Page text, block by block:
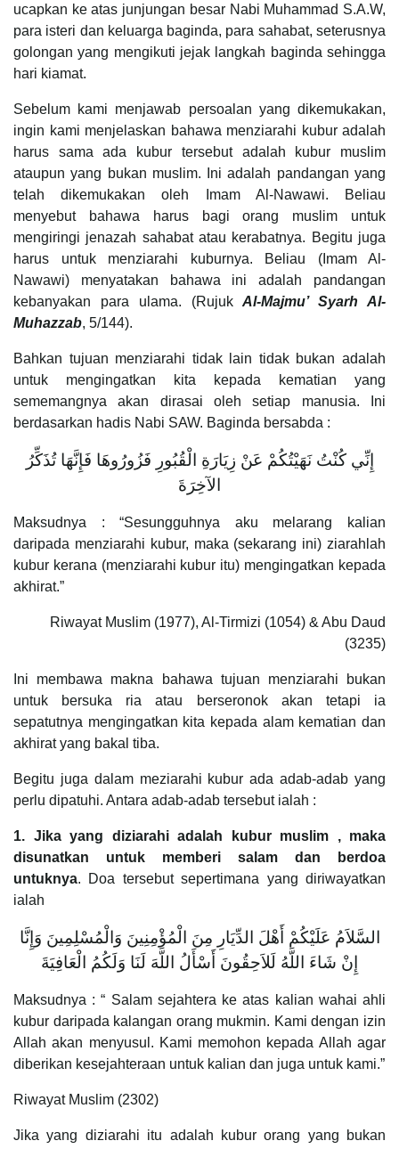
ucapkan ke atas junjungan besar Nabi Muhammad S.A.W,
para isteri dan keluarga baginda, para sahabat, seterusnya
golongan yang mengikuti jejak langkah baginda sehingga
hari kiamat.
Sebelum kami menjawab persoalan yang dikemukakan,
ingin kami menjelaskan bahawa menziarahi kubur adalah
harus sama ada kubur tersebut adalah kubur muslim
ataupun yang bukan muslim. Ini adalah pandangan yang
telah dikemukakan oleh Imam Al-Nawawi. Beliau
menyebut bahawa harus bagi orang muslim untuk
mengiringi jenazah sahabat atau kerabatnya. Begitu juga
harus untuk menziarahi kuburnya. Beliau (Imam Al-
Nawawi) menyatakan bahawa ini adalah pandangan
kebanyakan para ulama. (RujukAl-Majmu’ Syarh Al-
Muhazzab, 5/144).
Bahkan tujuan menziarahi tidak lain tidak bukan adalah
untuk mengingatkan kita kepada kematian yang
sememangnya akan dirasai oleh setiap manusia. Ini
berdasarkan hadis Nabi SAW. Baginda bersabda :
إِنِّي كُنْتُ نَهَيْتُكُمْ عَنْ زِيَارَةِ الْقُبُورِ فَزُورُوهَا فَإِنَّهَا تُذَكِّرُ
الآخِرَةَ
Maksudnya : “Sesungguhnya aku melarang kalian
daripada menziarahi kubur, maka (sekarang ini) ziarahlah
kubur kerana (menziarahi kubur itu) mengingatkan kepada
akhirat.”
Riwayat Muslim (1977), Al-Tirmizi (1054) & Abu Daud
(3235)
Ini membawa makna bahawa tujuan menziarahi bukan
untuk bersuka ria atau berseronok akan tetapi ia
sepatutnya mengingatkan kita kepada alam kematian dan
akhirat yang bakal tiba.
Begitu juga dalam meziarahi kubur ada adab-adab yang
perlu dipatuhi. Antara adab-adab tersebut ialah :
1. Jika yang diziarahi adalah kubur muslim , maka
disunatkan untuk memberi salam dan berdoa
untuknya. Doa tersebut sepertimana yang diriwayatkan
ialah
السَّلاَمُ عَلَيْكُمْ أَهْلَ الدِّيَارِ مِنَ الْمُؤْمِنِينَ وَالْمُسْلِمِينَ وَإِنَّا
إِنْ شَاءَ اللَّهُ لَلاَحِقُونَ أَسْأَلُ اللَّهَ لَنَا وَلَكُمُ الْعَافِيَةَ
Maksudnya : “ Salam sejahtera ke atas kalian wahai ahli
kubur daripada kalangan orang mukmin. Kami dengan izin
Allah akan menyusul. Kami memohon kepada Allah agar
diberikan kesejahteraan untuk kalian dan juga untuk kami.”
Riwayat Muslim (2302)
Jika yang diziarahi itu adalah kubur orang yang bukan